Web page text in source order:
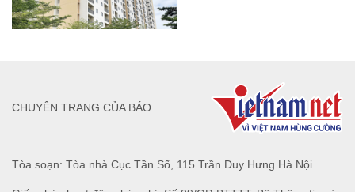
Tòa soạn: Tòa nhà Cục Tần Số, 115 Trần Duy Hưng Hà Nội
CHUYÊN TRANG CỦA BÁO